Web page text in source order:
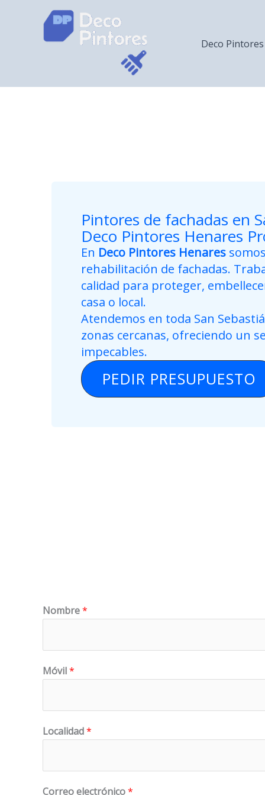
contenido
Deco Pintores
Pintores de fachadas en
Deco Pintores Henares
En Deco Pintores Henares
rehabilitación de fachadas.
calidad para proteger,
casa o local.
Atendemos en toda San
zonas cercanas, ofreciendo un
impecables.
PEDIR PRESUPUESTO
Nombre*
Móvil*
Localidad*
Correo electrónico*